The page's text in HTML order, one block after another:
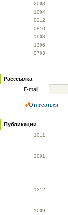
2008
1004
0212
0810
1908
1306
0703
Расссылка
E-mail
Отписаться
Публикации
1011
2001
1312
1009